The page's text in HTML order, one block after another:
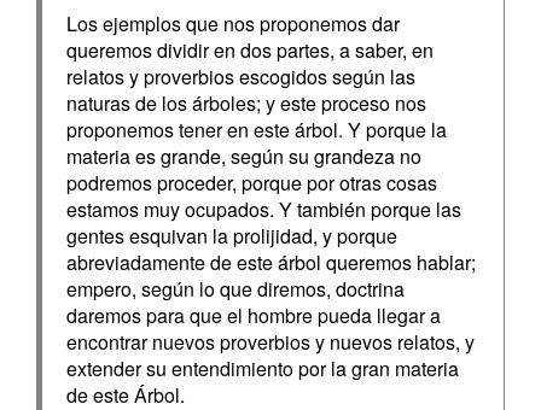
Los ejemplos que nos proponemos dar
queremos dividir en dos partes, a saber, en
relatos y proverbios escogidos según las
naturas de los árboles; y este proceso nos
proponemos tener en este árbol. Y porque la
materia es grande, según su grandeza no
podremos proceder, porque por otras cosas
estamos muy ocupados. Y también porque las
gentes esquivan la prolijidad, y porque
abreviadamente de este árbol queremos hablar;
empero, según lo que diremos, doctrina
daremos para que el hombre pueda llegar a
encontrar nuevos proverbios y nuevos relatos, y
extender su entendimiento por la gran materia
de este Árbol.